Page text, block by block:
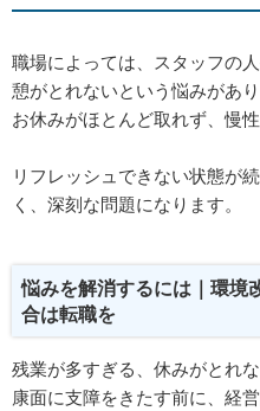
職場によっては、スタッフの
憩がとれないという悩みがあり
お休みがほとんど取れず、慢
リフレッシュできない状態が
く、深刻な問題になります。
悩みを解消するには｜環境
合は転職を
残業が多すぎる、休みがとれ
康面に支障をきたす前に、経